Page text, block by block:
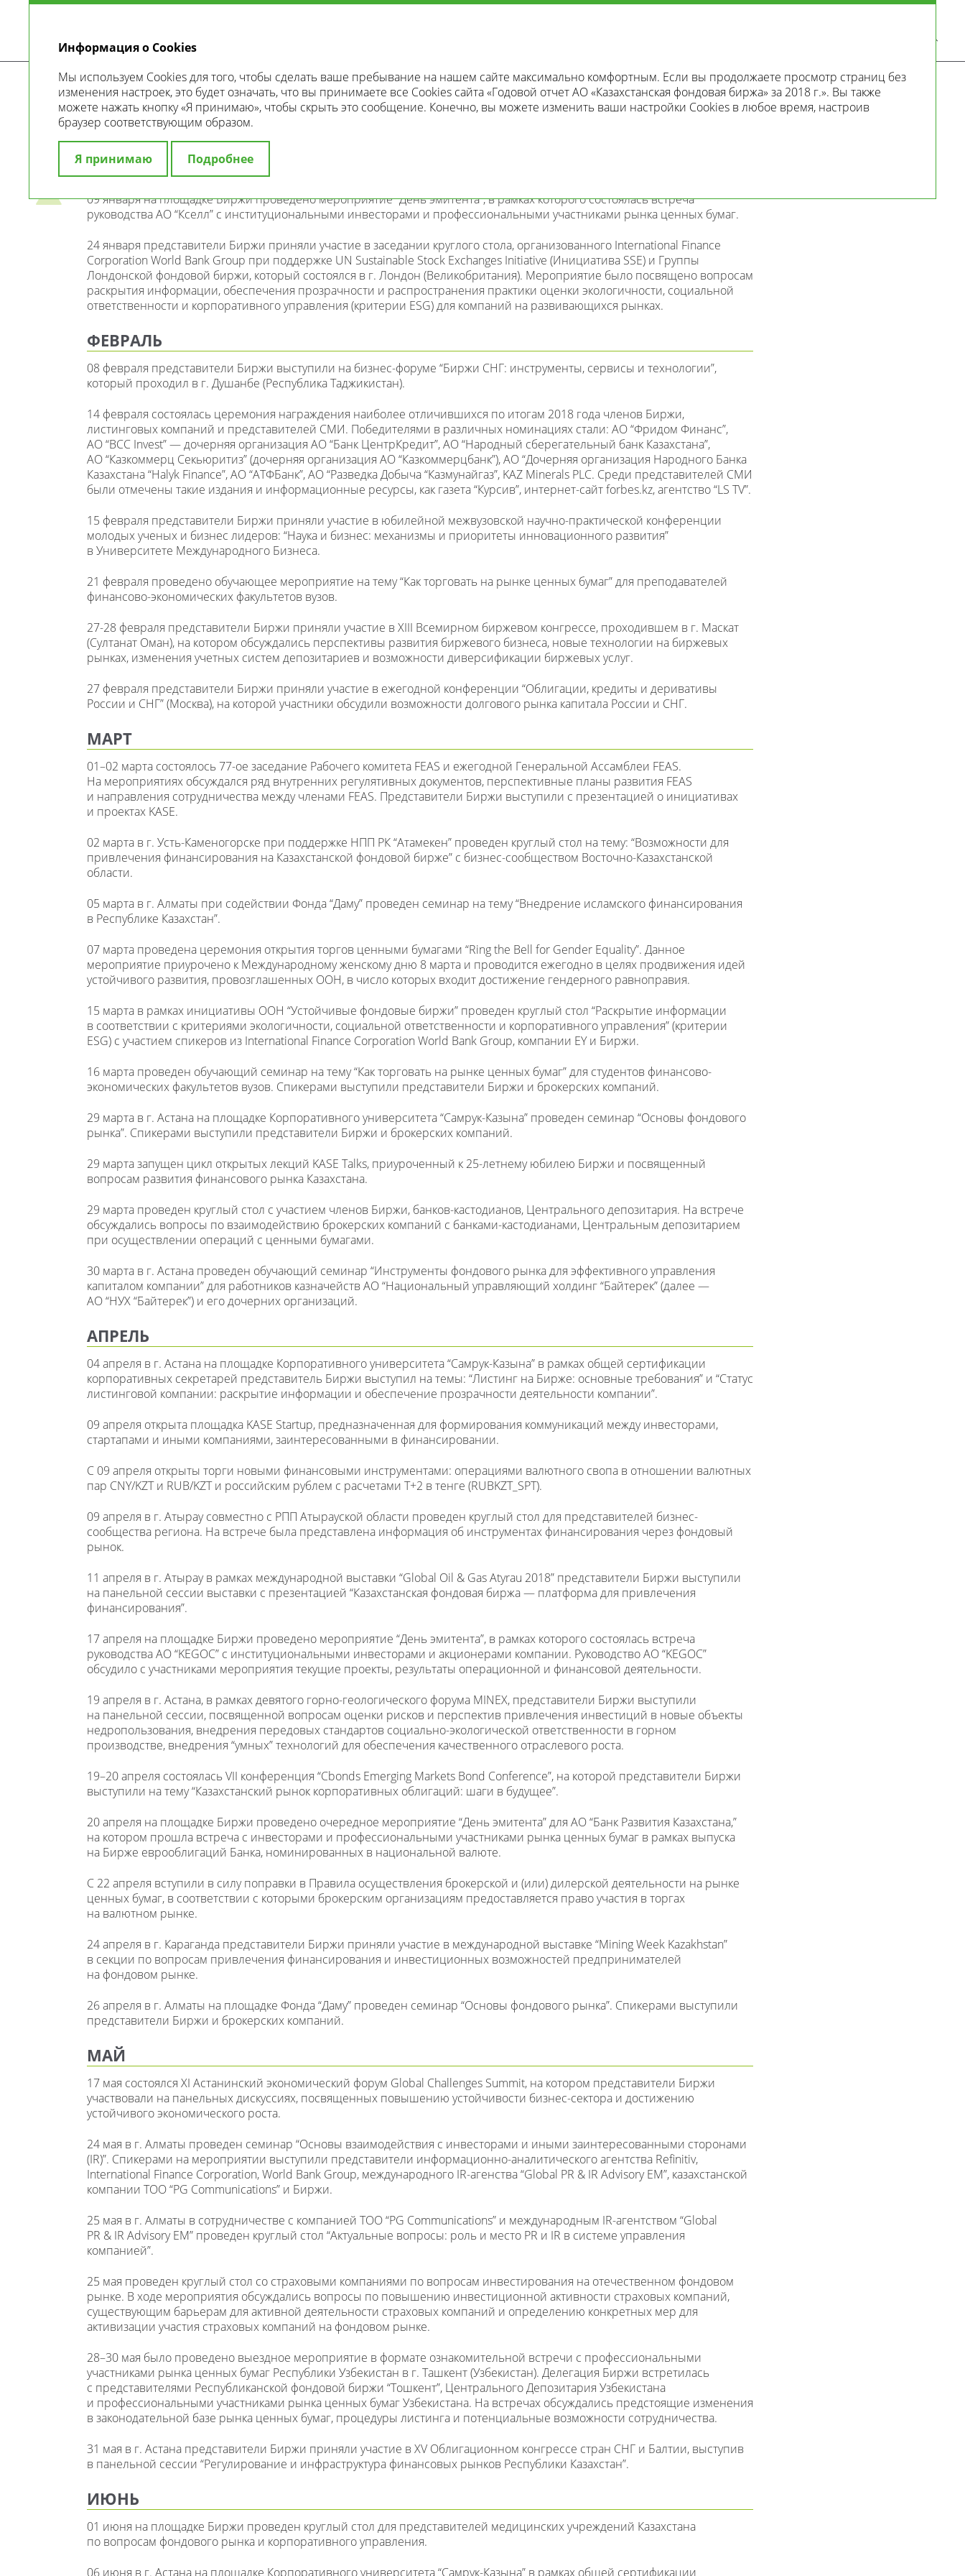
О Бирже Хронология событий
ХРОНОЛОГИЯ МЕРОПРИЯТИЙ
ЯНВАРЬ
09 января на площадке Биржи проведено мероприятие “День эмитента”, в рамках которого состоялась встреча
руководства АО “Кселл” с институциональными инвесторами и профессиональными участниками рынка ценных бумаг.
24 января представители Биржи приняли участие в заседании круглого стола, организованного International Finance
Corporation World Bank Group при поддержке UN Sustainable Stock Exchanges Initiative (Инициатива SSE) и Группы
Лондонской фондовой биржи, который состоялся в г. Лондон (Великобритания). Мероприятие было посвящено вопросам
раскрытия информации, обеспечения прозрачности и распространения практики оценки экологичности, социальной
ответственности и корпоративного управления (критерии ESG) для компаний на развивающихся рынках.
ФЕВРАЛЬ
08 февраля представители Биржи выступили на бизнес-форуме “Биржи СНГ: инструменты, сервисы и технологии”,
который проходил в г. Душанбе (Республика Таджикистан).
14 февраля состоялась церемония награждения наиболее отличившихся по итогам 2018 года членов Биржи,
листинговых компаний и представителей СМИ. Победителями в различных номинациях стали: АО “Фридом Финанс”,
АО “BCC Invest” — дочерняя организация АО “Банк ЦентрКредит”, АО “Народный сберегательный банк Казахстана”,
АО “Казкоммерц Секьюритиз” (дочерняя организация АО “Казкоммерцбанк”), АО “Дочерняя организация Народного Банка
Казахстана “Halyk Finance”, АО “АТФБанк”, АО “Разведка Добыча “Казмунайгаз”, KAZ Minerals PLС. Среди представителей СМИ
были отмечены такие издания и информационные ресурсы, как газета “Курсив”, интернет-cайт forbes.kz, агентство “LS TV”.
15 февраля представители Биржи приняли участие в юбилейной межвузовской научно-практической конференции
молодых ученых и бизнес лидеров: “Наука и бизнес: механизмы и приоритеты инновационного развития”
в Университете Международного Бизнеса.
21 февраля проведено обучающее мероприятие на тему “Как торговать на рынке ценных бумаг” для преподавателей
финансово-экономических факультетов вузов.
27-28 февраля представители Биржи приняли участие в XIII Всемирном биржевом конгрессе, проходившем в г. Маскат
(Султанат Оман), на котором обсуждались перспективы развития биржевого бизнеса, новые технологии на биржевых
рынках, изменения учетных систем депозитариев и возможности диверсификации биржевых услуг.
27 февраля представители Биржи приняли участие в ежегодной конференции “Облигации, кредиты и деривативы
России и СНГ” (Москва), на которой участники обсудили возможности долгового рынка капитала России и СНГ.
МАРТ
01–02 марта состоялось 77-ое заседание Рабочего комитета FEAS и ежегодной Генеральной Ассамблеи FEAS.
На мероприятиях обсуждался ряд внутренних регулятивных документов, перспективные планы развития FEAS
и направления сотрудничества между членами FEAS. Представители Биржи выступили с презентацией о инициативах
и проектах KASE.
02 марта в г. Усть-Каменогорске при поддержке НПП РК “Атамекен” проведен круглый стол на тему: “Возможности для
привлечения финансирования на Казахстанской фондовой бирже” с бизнес-сообществом Восточно-Казахстанской
области.
05 марта в г. Алматы при содействии Фонда “Даму” проведен семинар на тему “Внедрение исламского финансирования
в Республике Казахстан”.
07 марта проведена церемония открытия торгов ценными бумагами “Ring the Bell for Gender Equality”. Данное
мероприятие приурочено к Международному женскому дню 8 марта и проводится ежегодно в целях продвижения идей
устойчивого развития, провозглашенных ООН, в число которых входит достижение гендерного равноправия.
15 марта в рамках инициативы ООН “Устойчивые фондовые биржи” проведен круглый стол “Раскрытие информации
в соответствии с критериями экологичности, социальной ответственности и корпоративного управления” (критерии
ESG) с участием спикеров из International Finance Corporation World Bank Group, компании EY и Биржи.
16 марта проведен обучающий семинар на тему “Как торговать на рынке ценных бумаг” для студентов финансово-
экономических факультетов вузов. Спикерами выступили представители Биржи и брокерских компаний.
29 марта в г. Астана на площадке Корпоративного университета “Самрук-Казына” проведен семинар “Основы фондового
рынка”. Спикерами выступили представители Биржи и брокерских компаний.
29 марта запущен цикл открытых лекций KASE Talks, приуроченный к 25-летнему юбилею Биржи и посвященный
вопросам развития финансового рынка Казахстана.
29 марта проведен круглый стол с участием членов Биржи, банков-кастодианов, Центрального депозитария. На встрече
обсуждались вопросы по взаимодействию брокерских компаний с банками-кастодианами, Центральным депозитарием
при осуществлении операций с ценными бумагами.
30 марта в г. Астана проведен обучающий семинар “Инструменты фондового рынка для эффективного управления
капиталом компании” для работников казначейств АО “Национальный управляющий холдинг “Байтерек” (далее —
АО “НУХ “Байтерек”) и его дочерних организаций.
АПРЕЛЬ
04 апреля в г. Астана на площадке Корпоративного университета “Самрук-Казына” в рамках общей сертификации
корпоративных секретарей представитель Биржи выступил на темы: “Листинг на Бирже: основные требования” и “Статус
листинговой компании: раскрытие информации и обеспечение прозрачности деятельности компании”.
09 апреля открыта площадка KASE Startup, предназначенная для формирования коммуникаций между инвесторами,
стартапами и иными компаниями, заинтересованными в финансировании.
С 09 апреля открыты торги новыми финансовыми инструментами: операциями валютного свопа в отношении валютных
пар CNY/KZT и RUB/KZT и российским рублем с расчетами Т+2 в тенге (RUBKZT_SPT).
09 апреля в г. Атырау совместно с РПП Атырауской области проведен круглый стол для представителей бизнес-
сообщества региона. На встрече была представлена информация об инструментах финансирования через фондовый
рынок.
11 апреля в г. Атырау в рамках международной выставки “Global Oil & Gas Atyrau 2018” представители Биржи выступили
на панельной сессии выставки с презентацией “Казахстанская фондовая биржа — платформа для привлечения
финансирования”.
17 апреля на площадке Биржи проведено мероприятие “День эмитента”, в рамках которого состоялась встреча
руководства АО “KEGOC” с институциональными инвесторами и акционерами компании. Руководство АО “KEGOC”
обсудило с участниками мероприятия текущие проекты, результаты операционной и финансовой деятельности.
19 апреля в г. Астана, в рамках девятого горно-геологического форума MINEX, представители Биржи выступили
на панельной сессии, посвященной вопросам оценки рисков и перспектив привлечения инвестиций в новые объекты
недропользования, внедрения передовых стандартов социально-экологической ответственности в горном
производстве, внедрения “умных” технологий для обеспечения качественного отраслевого роста.
19–20 апреля состоялась VII конференция “Cbonds Emerging Markets Bond Conference”, на которой представители Биржи
выступили на тему “Казахстанский рынок корпоративных облигаций: шаги в будущее”.
20 апреля на площадке Биржи проведено очередное мероприятие “День эмитента” для АО “Банк Развития Казахстана,”
на котором прошла встреча с инвесторами и профессиональными участниками рынка ценных бумаг в рамках выпуска
на Бирже еврооблигаций Банка, номинированных в национальной валюте.
С 22 апреля вступили в силу поправки в Правила осуществления брокерской и (или) дилерской деятельности на рынке
ценных бумаг, в соответствии с которыми брокерским организациям предоставляется право участия в торгах
на валютном рынке.
24 апреля в г. Караганда представители Биржи приняли участие в международной выставке “Mining Week Kazakhstan”
в секции по вопросам привлечения финансирования и инвестиционных возможностей предпринимателей
на фондовом рынке.
26 апреля в г. Алматы на площадке Фонда “Даму” проведен семинар “Основы фондового рынка”. Спикерами выступили
представители Биржи и брокерских компаний.
МАЙ
17 мая состоялся XI Астанинский экономический форум Global Challenges Summit, на котором представители Биржи
участвовали на панельных дискуссиях, посвященных повышению устойчивости бизнес-сектора и достижению
устойчивого экономического роста.
24 мая в г. Алматы проведен семинар “Основы взаимодействия с инвесторами и иными заинтересованными сторонами
(IR)”. Спикерами на мероприятии выступили представители информационно-аналитического агентства Refinitiv,
International Financе Corporation, World Bank Group, международного IR-агенства “Global PR & IR Advisory EM”, казахстанской
компании ТОО “PG Communications” и Биржи.
25 мая в г. Алматы в сотрудничестве с компанией ТОО “PG Communications” и международным IR-агентством “Global
PR & IR Advisory EM” проведен круглый стол “Актуальные вопросы: роль и место PR и IR в системе управления
компанией”.
25 мая проведен круглый стол со страховыми компаниями по вопросам инвестирования на отечественном фондовом
рынке. В ходе мероприятия обсуждались вопросы по повышению инвестиционной активности страховых компаний,
существующим барьерам для активной деятельности страховых компаний и определению конкретных мер для
активизации участия страховых компаний на фондовом рынке.
28–30 мая было проведено выездное мероприятие в формате ознакомительной встречи с профессиональными
участниками рынка ценных бумаг Республики Узбекистан в г. Ташкент (Узбекистан). Делегация Биржи встретилась
с представителями Республиканской фондовой биржи “Тошкент”, Центрального Депозитария Узбекистана
и профессиональными участниками рынка ценных бумаг Узбекистана. На встречах обсуждались предстоящие изменения
в законодательной базе рынка ценных бумаг, процедуры листинга и потенциальные возможности сотрудничества.
31 мая в г. Астана представители Биржи приняли участие в XV Облигационном конгрессе стран СНГ и Балтии, выступив
в панельной сессии “Регулирование и инфраструктура финансовых рынков Республики Казахстан”.
ИЮНЬ
01 июня на площадке Биржи проведен круглый стол для представителей медицинских учреждений Казахстана
по вопросам фондового рынка и корпоративного управления.
06 июня в г. Астана на площадке Корпоративного университета “Самрук-Казына” в рамках общей сертификации
Информация о Cookies
Мы используем Cookies для того, чтобы сделать ваше пребывание на нашем сайте максимально комфортным. Если вы продолжаете просмотр страниц без
изменения настроек, это будет означать, что вы принимаете все Cookies сайта «Годовой отчет АО «Казахстанская фондовая биржа» за 2018 г.». Вы также
можете нажать кнопку «Я принимаю», чтобы скрыть это сообщение. Конечно, вы можете изменить ваши настройки Cookies в любое время, настроив
браузер соответствующим образом.
Я принимаю Подробнее